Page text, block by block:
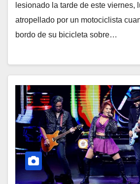
lesionado la tarde de este viernes,
atropellado por un motociclista
bordo de su bicicleta sobre…